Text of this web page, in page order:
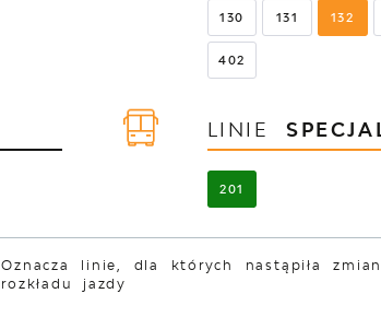
130 131 132
402
LINIE
201
Oznacza linie, dla których nastąpiła
rozkładu jazdy